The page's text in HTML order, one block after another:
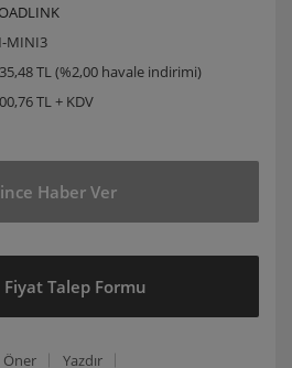
MINI3
TL (%2,00 havale indirimi)
TL + KDV
Haber Ver
Talep Formu
Öner
Yazdır